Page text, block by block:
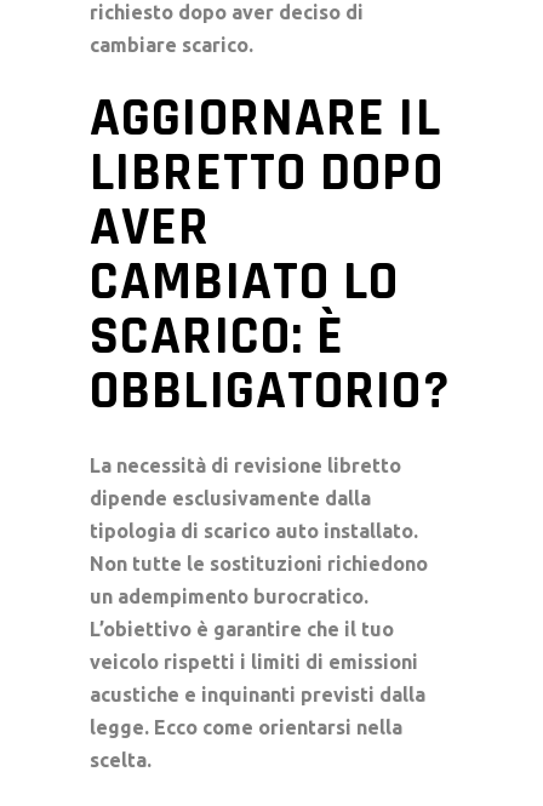
richiesto dopo aver deciso di
cambiare scarico.
AGGIORNARE IL
LIBRETTO DOPO
AVER
CAMBIATO LO
SCARICO: È
OBBLIGATORIO?
La necessità di revisione libretto
dipende esclusivamente dalla
tipologia di scarico auto installato.
Non tutte le sostituzioni richiedono
un adempimento burocratico.
L’obiettivo è garantire che il tuo
veicolo rispetti i limiti di emissioni
acustiche e inquinanti previsti dalla
legge. Ecco come orientarsi nella
scelta.